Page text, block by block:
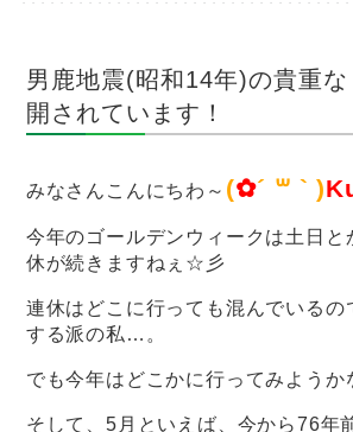
男鹿地震(昭和14年)の貴重
開されています！
みなさんこんにちわ～ (✿´ ꒳ ` )
今年のゴールデンウィークは土日と
休が続きますねぇ☆彡
連休はどこに行っても混んでいるの
する派の私…。
でも今年はどこかに行ってみようか
そして、5月といえば、今から76年